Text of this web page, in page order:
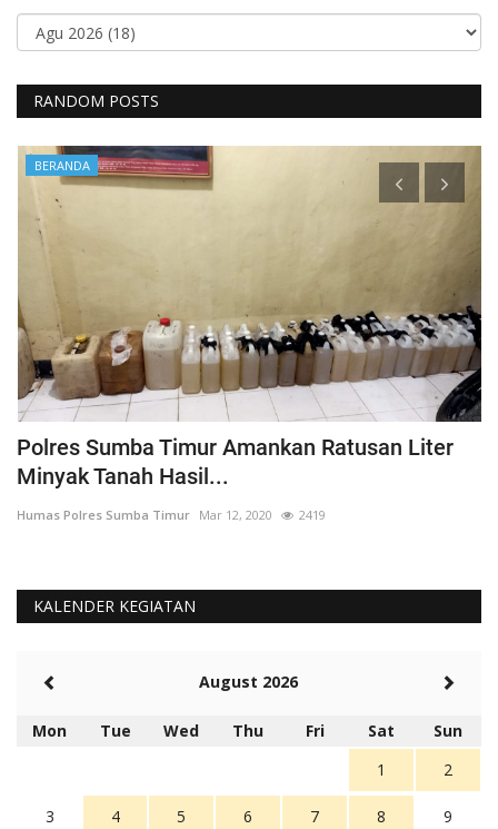
RANDOM POSTS
BERANDA
Polres Sumba Timur Amankan Ratusan Liter
Minyak Tanah Hasil...
Humas Polres Sumba Timur Mar 12, 2020 2419
KALENDER KEGIATAN
August 2026
Mon Tue Wed Thu Fri Sat
Sun
1
2
3 4 5 6 7 8 9